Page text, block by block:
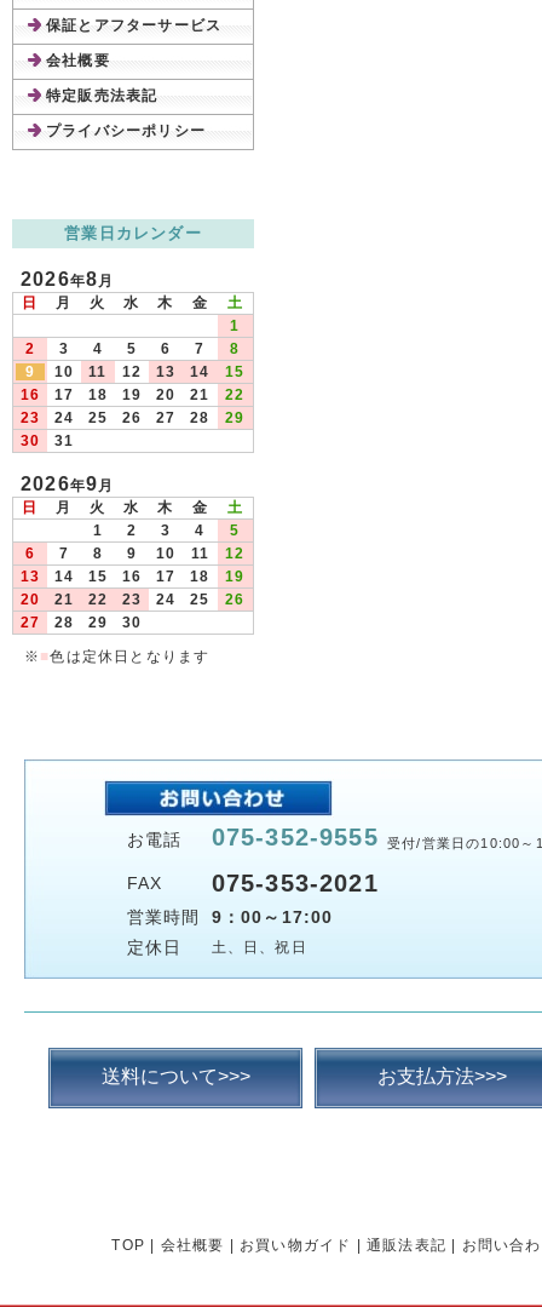
保証とアフターサービス
会社概要
特定販売法表記
プライバシーポリシー
営業日カレンダー
2026年8月
日
月 火 水 木 金
土
1
2
3 4 5 6 7
8
9
10 11 12 13 14
15
16
17 18 19 20 21
22
23
24 25 26 27 28
29
30
31
2026年9月
日
月 火 水 木 金
土
1
2 3 4
5
6
7 8 9 10 11
12
13
14 15 16 17 18
19
20
21 22 23 24 25
26
27
28 29
30
※ ■色は定休日となります
お電話 075-352-9555 受付/営業日の10:00～
FAX 075-353-2021
営業時間
9：00～17:00
定休日
土、日、祝日
送料について>>> お支払方法>>>
TOP 会社概要 お買い物ガイド 通販法表記 お問い合